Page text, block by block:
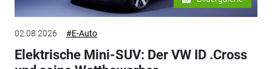
02.08.2026 #E-Auto
Elektrische Mini-SUV: Der VW ID .Cross